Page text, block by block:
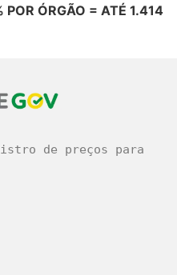
ÓRGÃO = ATÉ 1.414
de preços para